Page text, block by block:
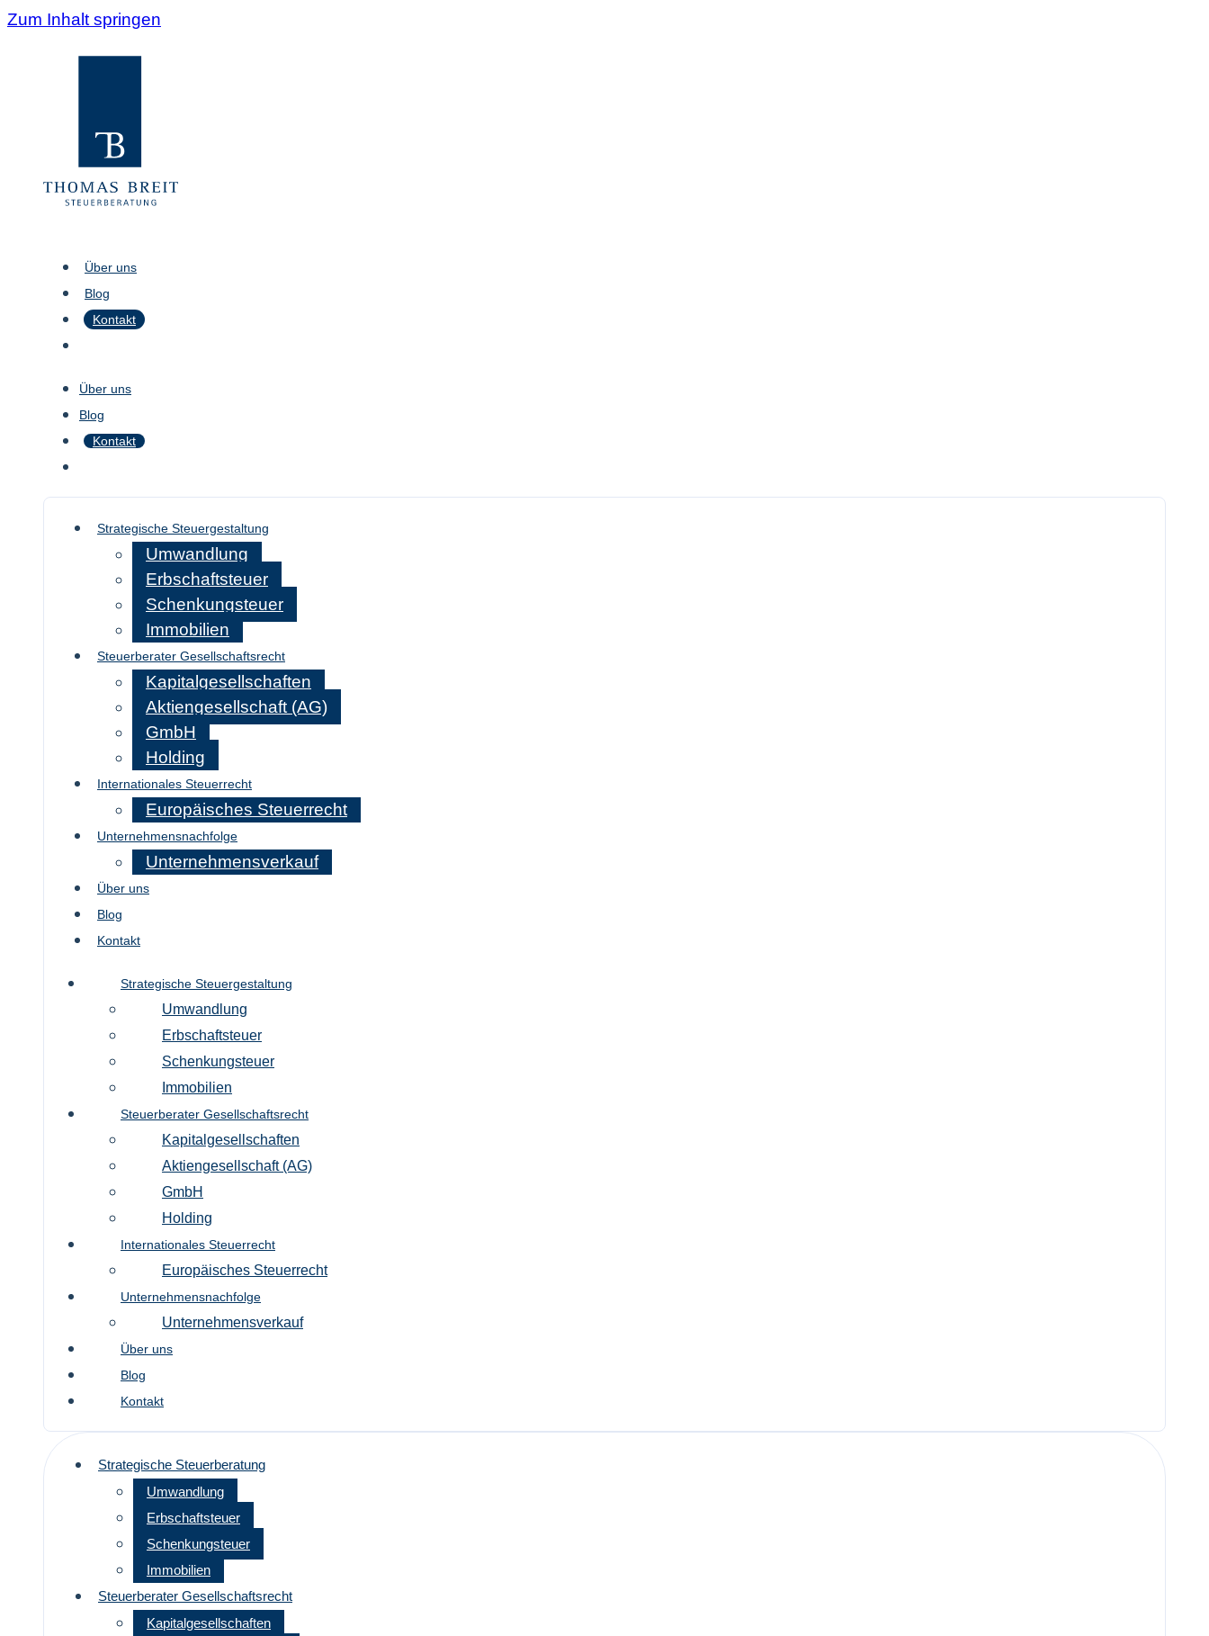
Zum Inhalt springen
Über uns
Blog
Kontakt
Über uns
Blog
Kontakt
Strategische Steuergestaltung
Umwandlung
Erbschaftsteuer
Schenkungsteuer
Immobilien
Steuerberater Gesellschaftsrecht
Kapitalgesellschaften
Aktiengesellschaft (AG)
GmbH
Holding
Internationales Steuerrecht
Europäisches Steuerrecht
Unternehmensnachfolge
Unternehmensverkauf
Über uns
Blog
Kontakt
Strategische Steuergestaltung
Umwandlung
Erbschaftsteuer
Schenkungsteuer
Immobilien
Steuerberater Gesellschaftsrecht
Kapitalgesellschaften
Aktiengesellschaft (AG)
GmbH
Holding
Internationales Steuerrecht
Europäisches Steuerrecht
Unternehmensnachfolge
Unternehmensverkauf
Über uns
Blog
Kontakt
Strategische Steuerberatung
Umwandlung
Erbschaftsteuer
Schenkungsteuer
Immobilien
Steuerberater Gesellschaftsrecht
Kapitalgesellschaften